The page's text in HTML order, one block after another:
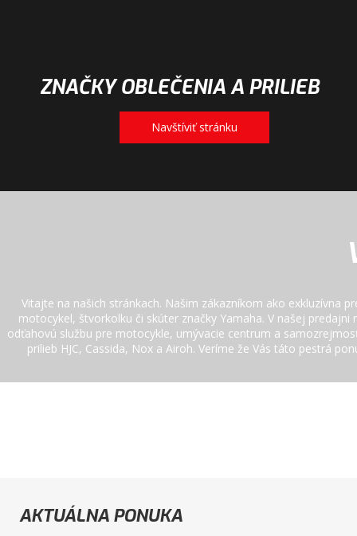
ZNAČKY OBLEČENIA A PRILIEB
Navštíviť stránku
Vitajte na našich stránkach. Našim zákazníkom ako exkluzívna
motocykel, štvorkolku či skúter značky Yamaha. V našej
odťahovú službu pre motocykle, umývacie centrum a
prilieb HJC, Cassida, Nox a Airoh. Veríme že Vás táto pestrá
AKTUÁLNA PONUKA